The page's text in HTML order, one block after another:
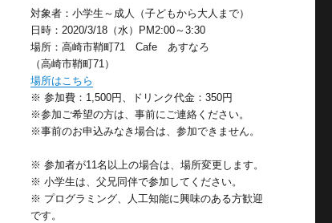
対象者：小学生～成人（子どもから大人まで）
日時：2020/3/18（水）PM2:00～3:30
場所：高崎市鞘町71 Cafe あすなろ
（高崎市鞘町71）
場所はこちら
※ 参加費：1,500円、ドリンク代金：350円
※参加ご希望の方は、事前にご連絡ください。
※事前のお申込みなき場合は、参加できません。
※ 参加者が11名以上の場合は、場所変更します。
※ 小学生は、父兄同伴で参加してください。
※ プログラミング、人工知能に興味のある方歓迎
です。